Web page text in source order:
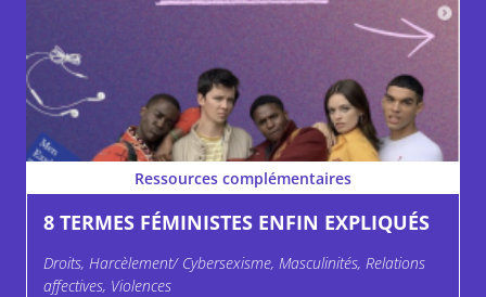
Ressources complémentaires
8 TERMES FÉMINISTES ENFIN EXPLIQUÉS
Droits, Harcèlement/ Cybersexisme, Masculinités, Relations
affectives, Violences